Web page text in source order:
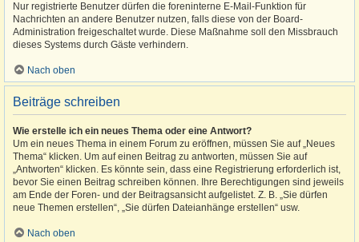
Nur registrierte Benutzer dürfen die foreninterne E-Mail-Funktion für
Nachrichten an andere Benutzer nutzen, falls diese von der Board-
Administration freigeschaltet wurde. Diese Maßnahme soll den Missbrauch
dieses Systems durch Gäste verhindern.
Nach oben
Beiträge schreiben
Wie erstelle ich ein neues Thema oder eine Antwort?
Um ein neues Thema in einem Forum zu eröffnen, müssen Sie auf „Neues
Thema“ klicken. Um auf einen Beitrag zu antworten, müssen Sie auf
„Antworten“ klicken. Es könnte sein, dass eine Registrierung erforderlich ist,
bevor Sie einen Beitrag schreiben können. Ihre Berechtigungen sind jeweils
am Ende der Foren- und der Beitragsansicht aufgelistet. Z. B. „Sie dürfen
neue Themen erstellen“, „Sie dürfen Dateianhänge erstellen“ usw.
Nach oben